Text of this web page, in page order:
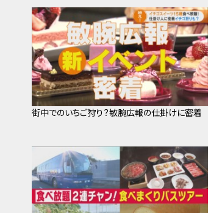
街中でのいちご狩り？敏腕広報の仕掛けに密着